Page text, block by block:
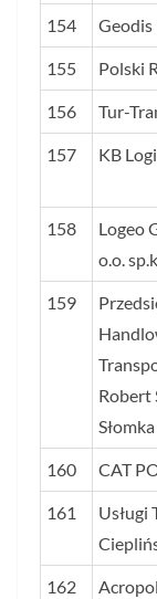
154 Geodis
155 Polski
156 Tur-
157 KB
158
Logeo
o.o.
159
Robert
160 CAT
161
Usługi
162